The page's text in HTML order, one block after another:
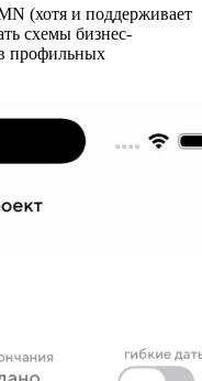
(хотя и поддерживает
схемы бизнес-
профильных